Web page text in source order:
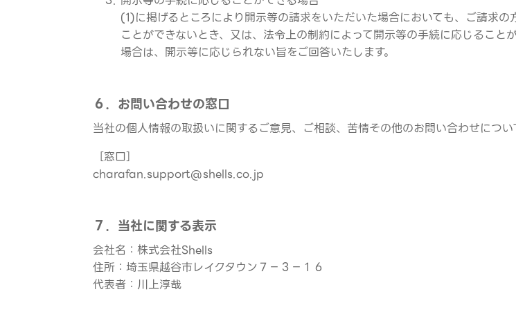
(1)に掲げるところにより開示等の請求をいただいた場合においても、ご請求
ことができないとき、又は、法令上の制約によって開示等の手続に応じるこ
場合は、開示等に応じられない旨をご回答いたします。
６．お問い合わせの窓口
当社の個人情報の取扱いに関するご意見、ご相談、苦情その他のお問い合わせについ
［窓口］
charafan.support@shells.co.jp
７．当社に関する表示
会社名：株式会社Shells
住所：埼玉県越谷市レイクタウン７－３－１６
代表者：川上淳哉